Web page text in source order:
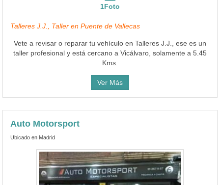
1Foto
Talleres J.J., Taller en Puente de Vallecas
Vete a revisar o reparar tu vehículo en Talleres J.J., ese es un
taller profesional y está cercano a Vicálvaro, solamente a 5.45
Kms.
Ver Más
Auto Motorsport
Ubicado en Madrid